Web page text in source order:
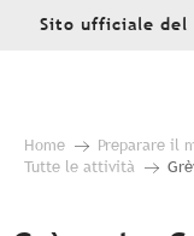
AllerSito ufficiale del
Home Preparare il
Tutte le attività